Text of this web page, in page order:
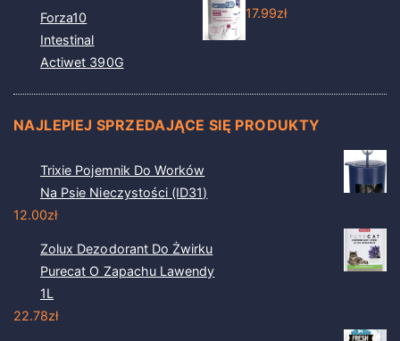
Forza10
Intestinal
Actiwet 390G
17.99zł
NAJLEPIEJ SPRZEDAJĄCE SIĘ PRODUKTY
Trixie Pojemnik Do Worków
Na Psie Nieczystości (ID31)
12.00zł
Zolux Dezodorant Do Żwirku
Purecat O Zapachu Lawendy
1L
22.78zł